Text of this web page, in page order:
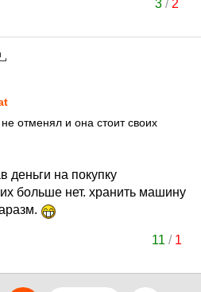
3/ 2
отменял и она стоит своих
деньги на покупку
больше нет. хранить машину
11 / 1